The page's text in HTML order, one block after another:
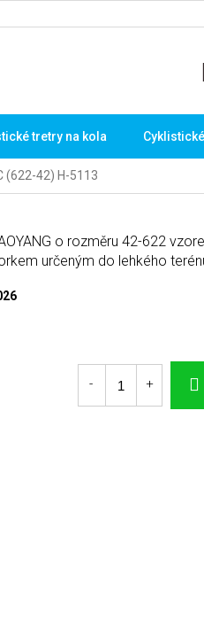
tretry na kola
(622-42) H-5113
o rozměru 42-622
určeným do lehkého